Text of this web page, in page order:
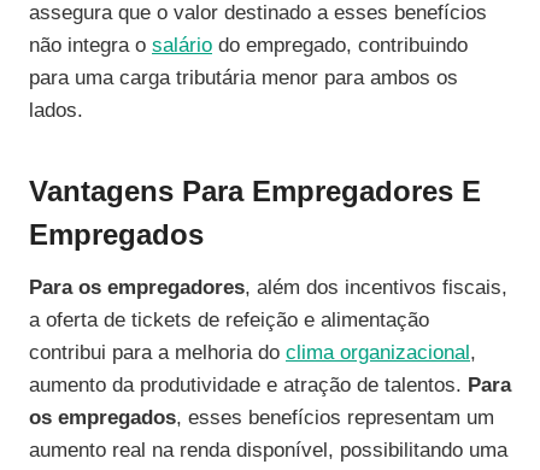
assegura que o valor destinado a esses benefícios
não integra o salário do empregado, contribuindo
para uma carga tributária menor para ambos os
lados.
Vantagens Para Empregadores E
Empregados
Para os empregadores, além dos incentivos fiscais,
a oferta de tickets de refeição e alimentação
contribui para a melhoria do clima organizacional ,
aumento da produtividade e atração de talentos. Para
os empregados, esses benefícios representam um
aumento real na renda disponível, possibilitando uma